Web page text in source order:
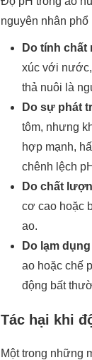
nguyên nhân phổ
Do tính chất
xúc với nước,
thả nuôi là
Do sự phát
tôm, nhưng
hợp mạnh,
chênh lệch
Do chất
cơ cao hoặc
ao.
Do lạm
ao hoặc chế
động bất
Tác hại khi
Một trong những